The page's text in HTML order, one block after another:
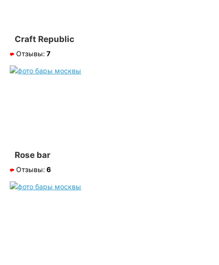
Сraft Republic
Отзывы: 7
Rose bar
Отзывы: 6